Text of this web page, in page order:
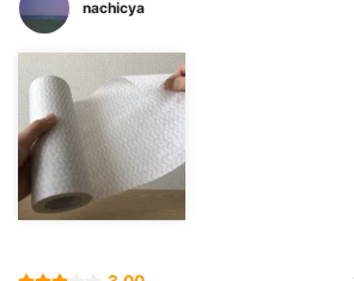
nachicya